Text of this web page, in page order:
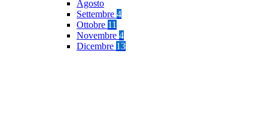
Agosto
Settembre 4
Ottobre 11
Novembre 4
Dicembre 13